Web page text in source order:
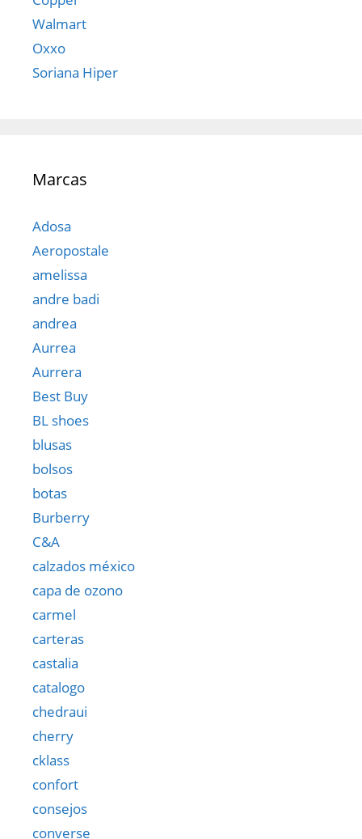
Walmart
Oxxo
Soriana Hiper
Marcas
Adosa
Aeropostale
amelissa
andre badi
andrea
Aurrea
Aurrera
Best Buy
BL shoes
blusas
bolsos
botas
Burberry
C&A
calzados méxico
capa de ozono
carmel
carteras
castalia
catalogo
chedraui
cherry
cklass
confort
consejos
converse